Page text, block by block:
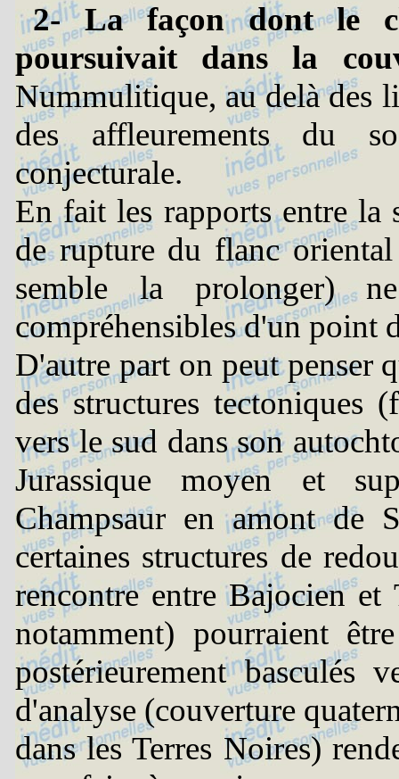
2- La façon dont le
poursuivait dans la
Nummulitique, au delà des
des affleurements du
conjecturale.
En fait les rapports entre la
de rupture du flanc
semble la prolonger)
compréhensibles d'un point
D'autre part on peut penser
des structures tectoniques
vers le sud dans son
Jurassique moyen et
Champsaur en amont
certaines structures de
rencontre entre Bajocien
notamment) pourraient
postérieurement basculés
d'analyse (couverture
dans les Terres Noires)